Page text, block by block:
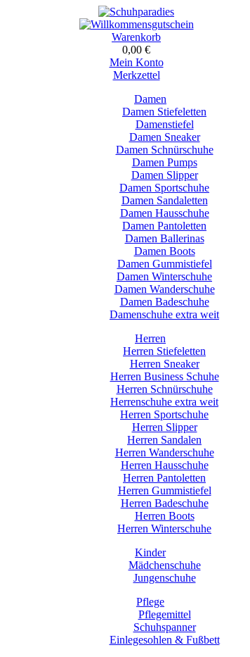
Warenkorb
0,00 €
Mein Konto
Merkzettel
Damen
Damen Stiefeletten
Damenstiefel
Damen Sneaker
Damen Schnürschuhe
Damen Pumps
Damen Slipper
Damen Sportschuhe
Damen Sandaletten
Damen Hausschuhe
Damen Pantoletten
Damen Ballerinas
Damen Boots
Damen Gummistiefel
Damen Winterschuhe
Damen Wanderschuhe
Damen Badeschuhe
Damenschuhe extra weit
Herren
Herren Stiefeletten
Herren Sneaker
Herren Business Schuhe
Herren Schnürschuhe
Herrenschuhe extra weit
Herren Sportschuhe
Herren Slipper
Herren Sandalen
Herren Wanderschuhe
Herren Hausschuhe
Herren Pantoletten
Herren Gummistiefel
Herren Badeschuhe
Herren Boots
Herren Winterschuhe
Kinder
Mädchenschuhe
Jungenschuhe
Pflege
Pflegemittel
Schuhspanner
Einlegesohlen & Fußbett